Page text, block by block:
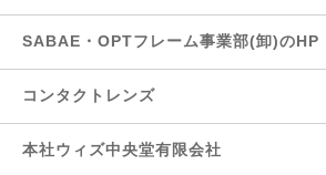
SABAE・OPTフレーム事業部(卸)のHP
コンタクトレンズ
本社ウィズ中央堂有限会社